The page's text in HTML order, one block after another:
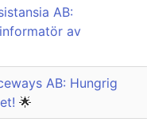
AB:
av
AB: Hungrig
🌟